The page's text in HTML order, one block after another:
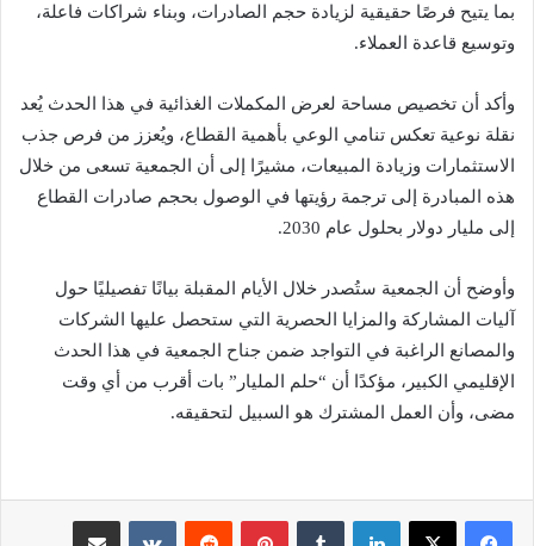
بما يتيح فرصًا حقيقية لزيادة حجم الصادرات، وبناء شراكات فاعلة،
وتوسيع قاعدة العملاء.
وأكد أن تخصيص مساحة لعرض المكملات الغذائية في هذا الحدث يُعد
نقلة نوعية تعكس تنامي الوعي بأهمية القطاع، ويُعزز من فرص جذب
الاستثمارات وزيادة المبيعات، مشيرًا إلى أن الجمعية تسعى من خلال
هذه المبادرة إلى ترجمة رؤيتها في الوصول بحجم صادرات القطاع
إلى مليار دولار بحلول عام 2030.
وأوضح أن الجمعية ستُصدر خلال الأيام المقبلة بيانًا تفصيليًا حول
آليات المشاركة والمزايا الحصرية التي ستحصل عليها الشركات
والمصانع الراغبة في التواجد ضمن جناح الجمعية في هذا الحدث
الإقليمي الكبير، مؤكدًا أن “حلم المليار” بات أقرب من أي وقت
مضى، وأن العمل المشترك هو السبيل لتحقيقه.
لينكدإن بينتيريست